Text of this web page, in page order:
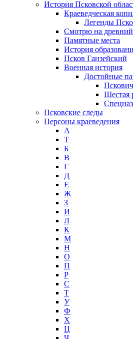
История Псковской
Краеведческая
Легенды
Смотрю на
Памятные места
История
Псков Ганзейский
Военная история
Достойные
Шестая
Спецназ
Псковские следы
Персоны краеведения
А
T
Б
В
Г
Д
Е
Ж
З
И
Л
К
М
Н
О
П
Р
С
Т
У
Ф
Х
Ц